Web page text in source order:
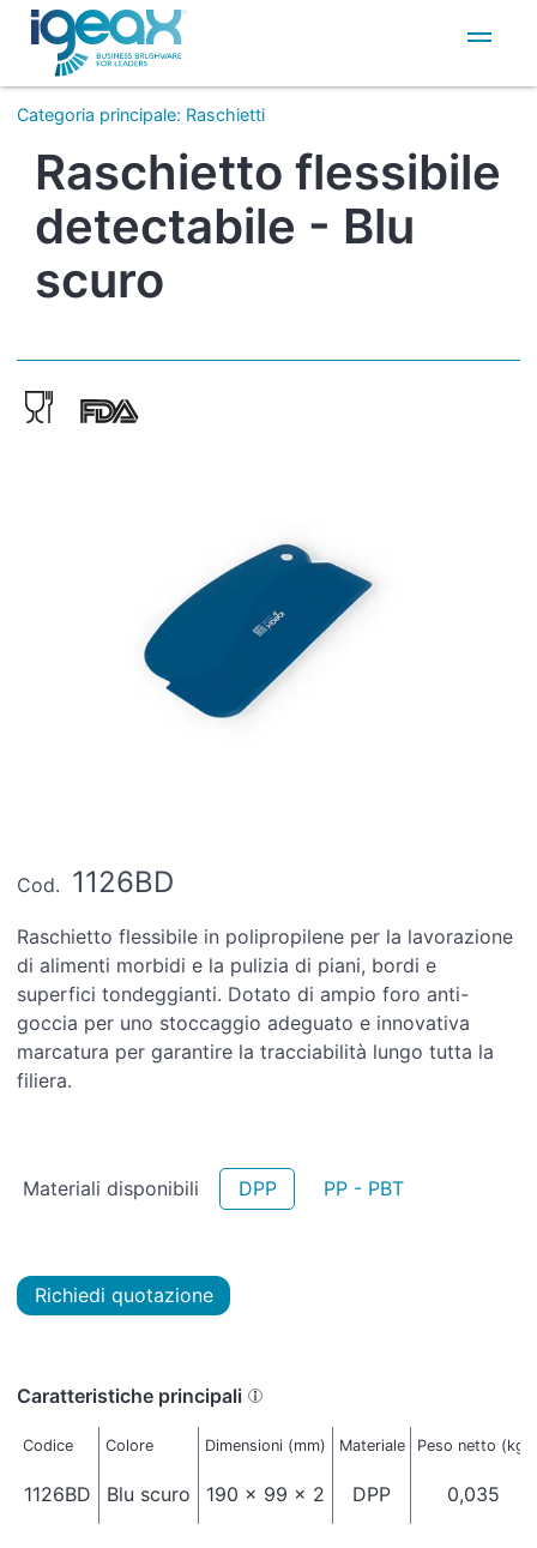
IT
EN
Categoria principale: Raschietti
Raschietto flessibile
detectabile - Blu
scuro
Cod. 1126BD
Raschietto flessibile in polipropilene per la lavorazione
di alimenti morbidi e la pulizia di piani, bordi e
superfici tondeggianti. Dotato di ampio foro anti-
goccia per uno stoccaggio adeguato e innovativa
marcatura per garantire la tracciabilità lungo tutta la
filiera.
Materiali disponibili DPP PP - PBT
Richiedi quotazione
Caratteristiche principali
Codice Colore Dimensioni (mm) Materiale Peso netto (kg)
1126BD Blu scuro 190 x 99 x 2 DPP 0,035